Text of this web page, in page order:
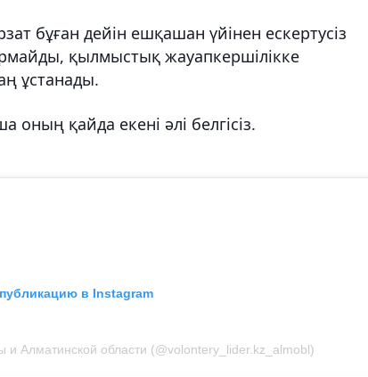
бұған дейін ешқашан үйінен ескертусіз
қылмыстық жауапкершілікке
ұстанады.
қайда екені әлі белгісіз.
в Instagram
Алматинской области (@volontery_lider.kz_almobl)